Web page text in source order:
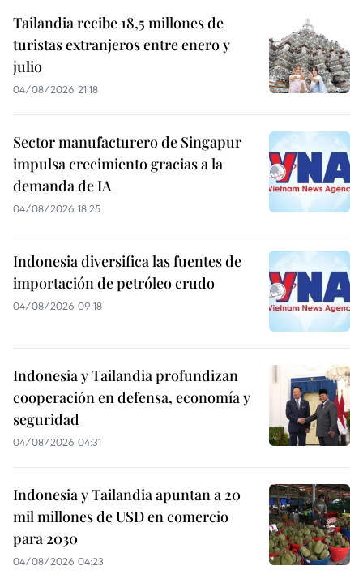
Tailandia recibe 18,5 millones de
turistas extranjeros entre enero y
julio
04/08/2026 21:18
Sector manufacturero de Singapur
impulsa crecimiento gracias a la
demanda de IA
04/08/2026 18:25
Indonesia diversifica las fuentes de
importación de petróleo crudo
04/08/2026 09:18
Indonesia y Tailandia profundizan
cooperación en defensa, economía y
seguridad
04/08/2026 04:31
Indonesia y Tailandia apuntan a 20
mil millones de USD en comercio
para 2030
04/08/2026 04:23